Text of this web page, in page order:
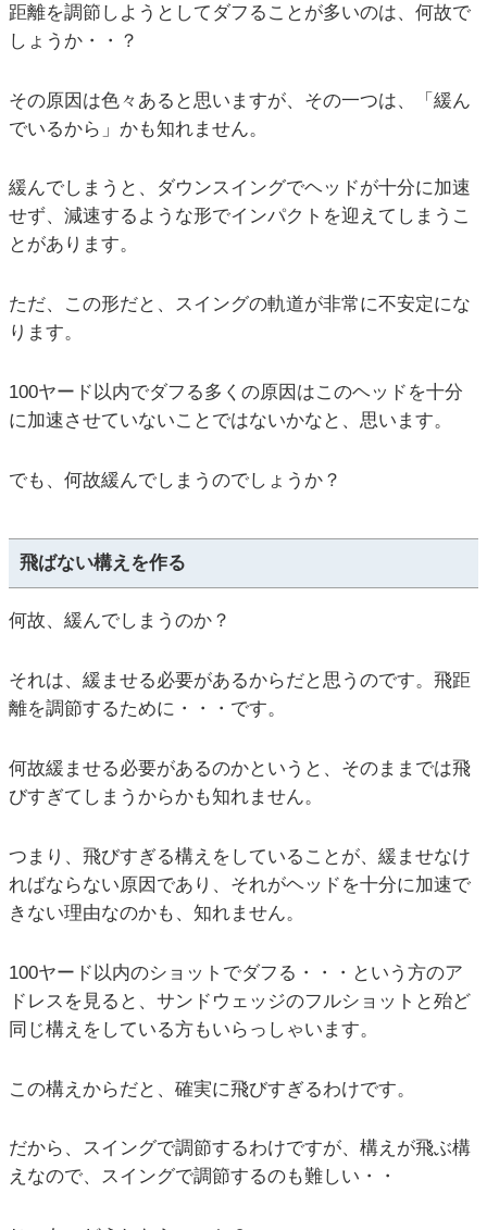
距離を調節しようとしてダフることが多いのは、何故で
しょうか・・？
その原因は色々あると思いますが、その一つは、「緩ん
でいるから」かも知れません。
緩んでしまうと、ダウンスイングでヘッドが十分に加速
せず、減速するような形でインパクトを迎えてしまうこ
とがあります。
ただ、この形だと、スイングの軌道が非常に不安定にな
ります。
100ヤード以内でダフる多くの原因はこのヘッドを十分
に加速させていないことではないかなと、思います。
でも、何故緩んでしまうのでしょうか？
飛ばない構えを作る
何故、緩んでしまうのか？
それは、緩ませる必要があるからだと思うのです。飛距
離を調節するために・・・です。
何故緩ませる必要があるのかというと、そのままでは飛
びすぎてしまうからかも知れません。
つまり、飛びすぎる構えをしていることが、緩ませなけ
ればならない原因であり、それがヘッドを十分に加速で
きない理由なのかも、知れません。
100ヤード以内のショットでダフる・・・という方のア
ドレスを見ると、サンドウェッジのフルショットと殆ど
同じ構えをしている方もいらっしゃいます。
この構えからだと、確実に飛びすぎるわけです。
だから、スイングで調節するわけですが、構えが飛ぶ構
えなので、スイングで調節するのも難しい・・